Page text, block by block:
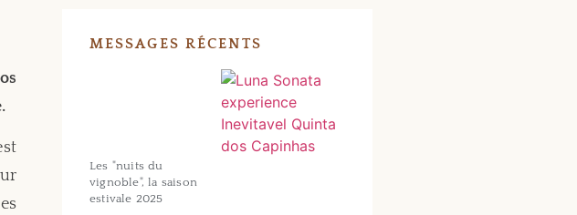
MESSAGES RÉCENTS
Les "nuits du
vignoble", la saison
estivale 2025